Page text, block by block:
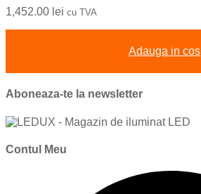
1,452.00 lei cu TVA
Adauga in cos
Aboneaza-te la newsletter
Contul Meu